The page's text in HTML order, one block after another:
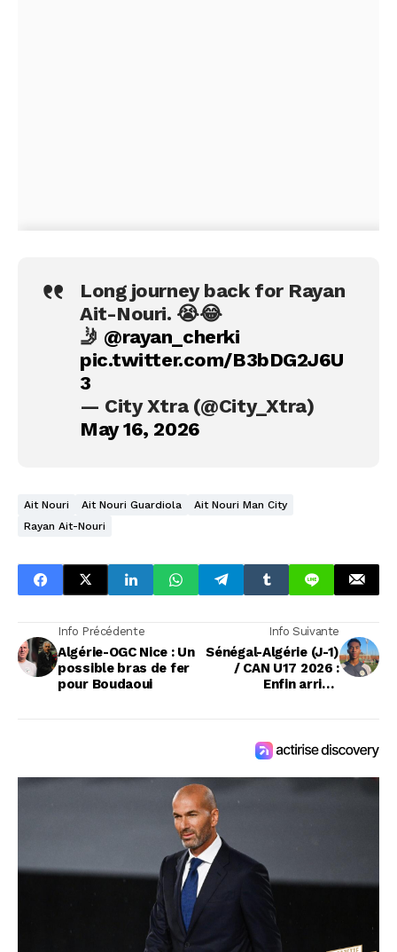
Long journey back for Rayan
Ait-Nouri. 😭😂
🤳 @rayan_cherki
pic.twitter.com/B3bDG2J6U
3
— City Xtra (@City_Xtra)
May 16, 2026
Ait Nouri Ait Nouri Guardiola
Ait Nouri Man City
Rayan Ait-Nouri
Info Précédente
Algérie-OGC Nice : Un
possible bras de fer
pour Boudaoui
Info Suivante
Sénégal-Algérie (J-1)
/ CAN U17 2026 :
Enfin arrivé,